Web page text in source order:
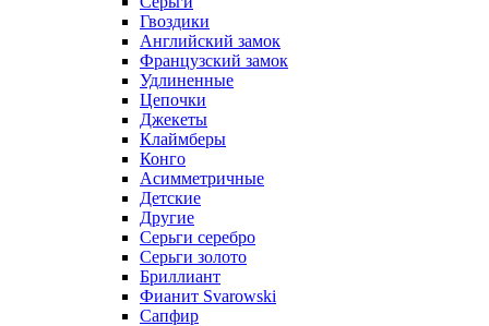
Гвоздики
Английский замок
Французский замок
Удлиненные
Цепочки
Джекеты
Клаймберы
Конго
Асимметричные
Детские
Другие
Серьги серебро
Серьги золото
Бриллиант
Фианит Svarowski
Сапфир